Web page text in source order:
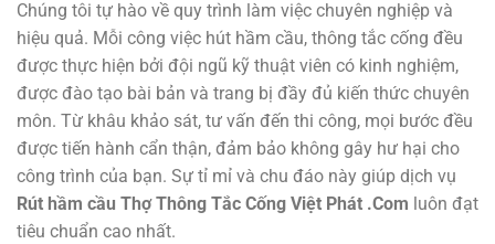
Chúng tôi tự hào về quy trình làm việc chuyên nghiệp và
hiệu quả. Mỗi công việc hút hầm cầu, thông tắc cống đều
được thực hiện bởi đội ngũ kỹ thuật viên có kinh nghiệm,
được đào tạo bài bản và trang bị đầy đủ kiến thức chuyên
môn. Từ khâu khảo sát, tư vấn đến thi công, mọi bước đều
được tiến hành cẩn thận, đảm bảo không gây hư hại cho
công trình của bạn. Sự tỉ mỉ và chu đáo này giúp dịch vụ
Rút hầm cầu Thợ Thông Tắc Cống Việt Phát .Com luôn đạt
tiêu chuẩn cao nhất.